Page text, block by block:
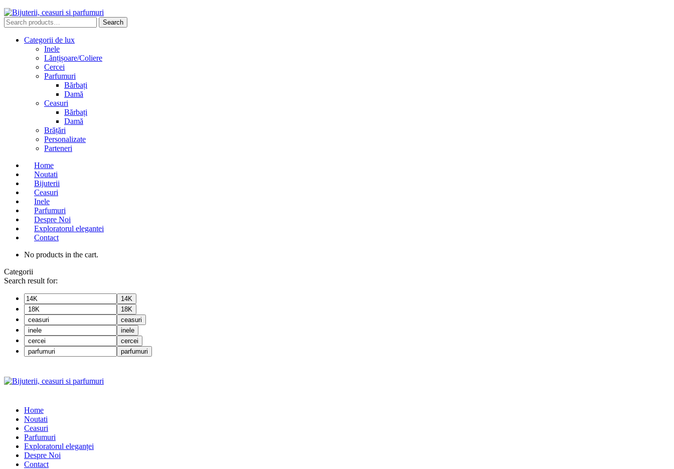
Search
for:
Search
Categorii de lux
Inele
Lănțișoare/Coliere
Cercei
Parfumuri
Bărbați
Damă
Ceasuri
Bărbați
Damă
Brățări
Personalizate
Parteneri
Home
Noutati
Bijuterii
Ceasuri
Inele
Parfumuri
Despre Noi
Exploratorul elegantei
Contact
No products in the cart.
Categorii
Search result for:
14K
18K
ceasuri
inele
cercei
parfumuri
Home
Noutati
Ceasuri
Parfumuri
Exploratorul eleganței
Despre Noi
Contact